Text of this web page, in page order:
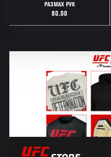
РАЗМАХ РУК
80.00